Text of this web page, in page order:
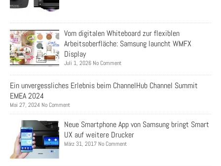
Vom digitalen Whiteboard zur flexiblen
Arbeitsoberfläche: Samsung launcht WMFX
Display
Juli 1, 2026 No Comment
Ein unvergessliches Erlebnis beim ChannelHub Channel Summit
EMEA 2024
Mai 27, 2024 No Comment
Neue Smartphone App von Samsung bringt Smart
UX auf weitere Drucker
März 31, 2017 No Comment